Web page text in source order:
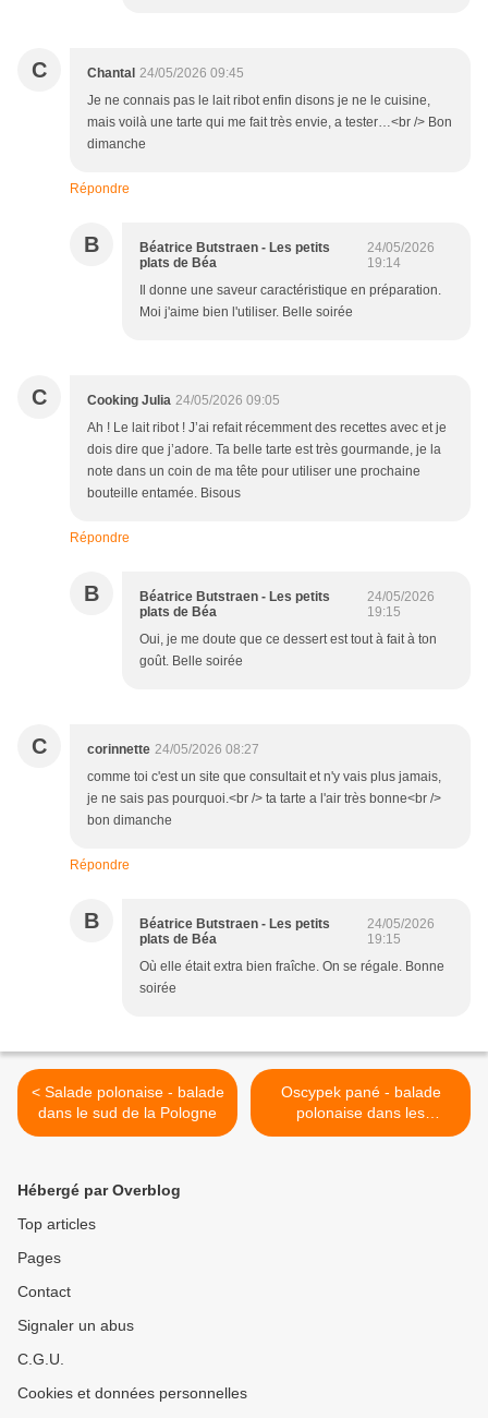
C Chantal 24/05/2026 09:45
Je ne connais pas le lait ribot enfin disons je ne le cuisine,
mais voilà une tarte qui me fait très envie, a tester…<br /> Bon
dimanche
Répondre
B
Béatrice Butstraen - Les petits
plats de Béa
24/05/2026
19:14
Il donne une saveur caractéristique en préparation.
Moi j'aime bien l'utiliser. Belle soirée
C Cooking Julia 24/05/2026 09:05
Ah ! Le lait ribot ! J’ai refait récemment des recettes avec et je
dois dire que j’adore. Ta belle tarte est très gourmande, je la
note dans un coin de ma tête pour utiliser une prochaine
bouteille entamée. Bisous
Répondre
B
Béatrice Butstraen - Les petits
plats de Béa
24/05/2026
19:15
Oui, je me doute que ce dessert est tout à fait à ton
goût. Belle soirée
C corinnette 24/05/2026 08:27
comme toi c'est un site que consultait et n'y vais plus jamais,
je ne sais pas pourquoi.<br /> ta tarte a l'air très bonne<br />
bon dimanche
Répondre
B
Béatrice Butstraen - Les petits
plats de Béa
24/05/2026
19:15
Où elle était extra bien fraîche. On se régale. Bonne
soirée
< Salade polonaise - balade
dans le sud de la Pologne
Oscypek pané - balade
polonaise dans les
Carpates >
Hébergé par Overblog
Top articles
Pages
Contact
Signaler un abus
C.G.U.
Cookies et données personnelles